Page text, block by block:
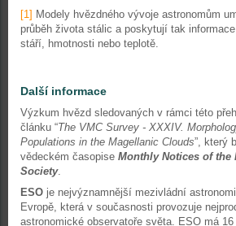
[1] Modely hvězdného vývoje astronomům
průběh života stálic a poskytují tak
stáří, hmotnosti nebo teplotě.
Další informace
Výzkum hvězd sledovaných v rámci této
článku “The VMC Survey - XXXIV.
Populations in the Magellanic Clouds”, který
vědeckém časopise Monthly Notices of the
Society.
ESO je nejvýznamnější mezivládní
Evropě, která v současnosti provozuje
astronomické observatoře světa. ESO má